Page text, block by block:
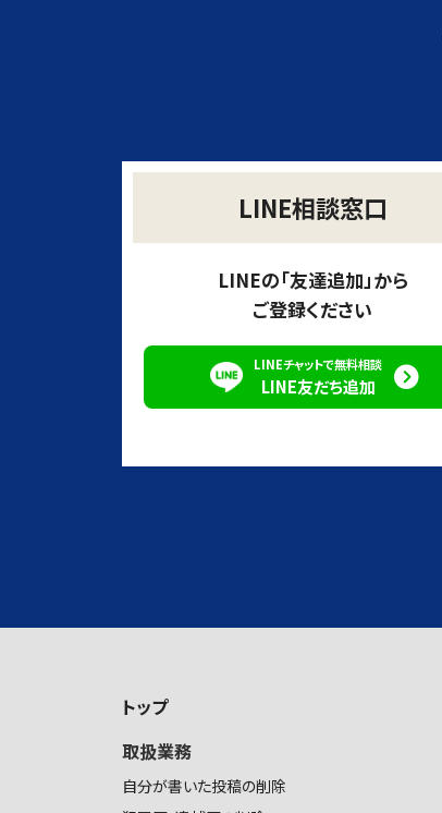
LINE相談窓口
LINEの「友達追加」から
ご登録ください
LINEチャットで無料相談
LINE友だち追加
トップ
取扱業務
自分が書いた投稿の削除